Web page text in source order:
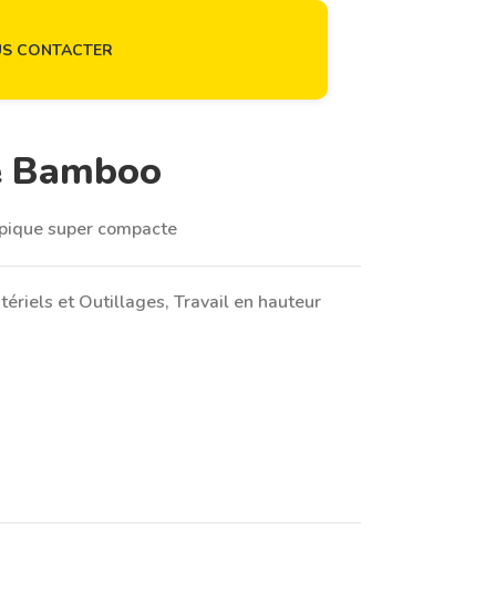
CONTACTER
Bamboo
super compacte
et Outillages, Travail en hauteur